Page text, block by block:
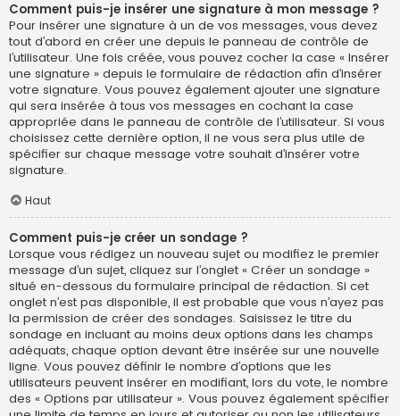
Comment puis-je insérer une signature à mon message ?
Pour insérer une signature à un de vos messages, vous devez
tout d’abord en créer une depuis le panneau de contrôle de
l’utilisateur. Une fois créée, vous pouvez cocher la case « Insérer
une signature » depuis le formulaire de rédaction afin d’insérer
votre signature. Vous pouvez également ajouter une signature
qui sera insérée à tous vos messages en cochant la case
appropriée dans le panneau de contrôle de l’utilisateur. Si vous
choisissez cette dernière option, il ne vous sera plus utile de
spécifier sur chaque message votre souhait d’insérer votre
signature.
Haut
Comment puis-je créer un sondage ?
Lorsque vous rédigez un nouveau sujet ou modifiez le premier
message d’un sujet, cliquez sur l’onglet « Créer un sondage »
situé en-dessous du formulaire principal de rédaction. Si cet
onglet n’est pas disponible, il est probable que vous n’ayez pas
la permission de créer des sondages. Saisissez le titre du
sondage en incluant au moins deux options dans les champs
adéquats, chaque option devant être insérée sur une nouvelle
ligne. Vous pouvez définir le nombre d’options que les
utilisateurs peuvent insérer en modifiant, lors du vote, le nombre
des « Options par utilisateur ». Vous pouvez également spécifier